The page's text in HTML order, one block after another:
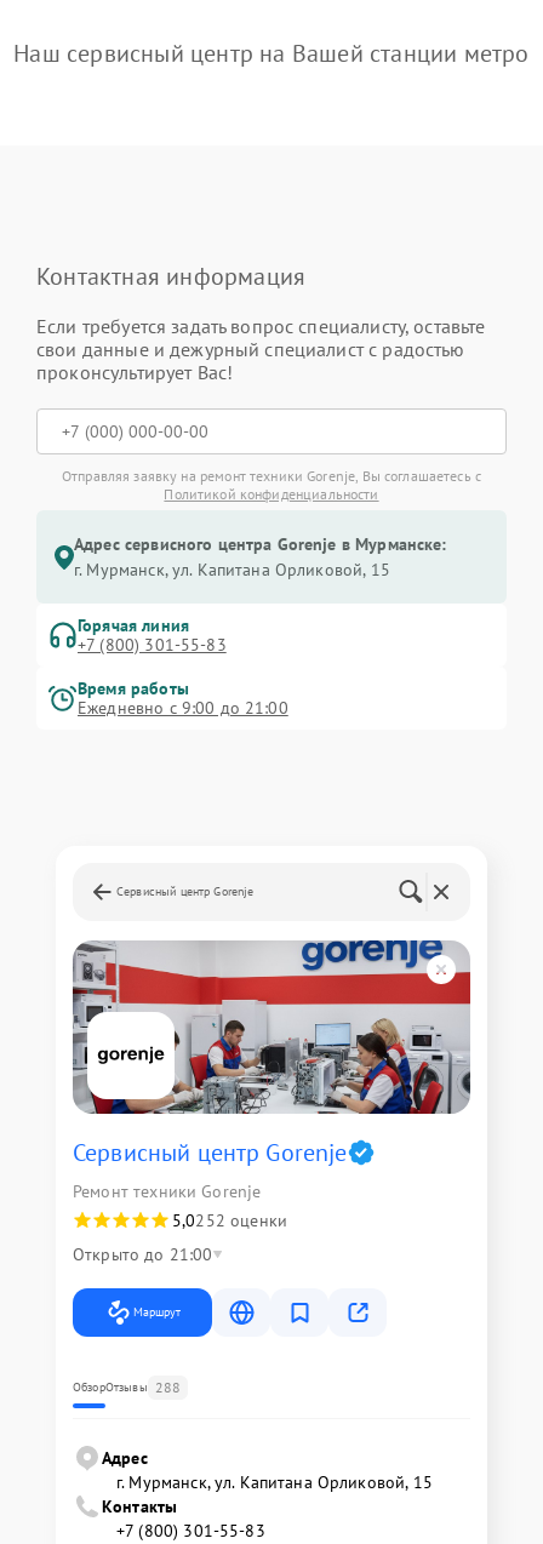
Наш сервисный центр на Вашей станции метро
Контактная информация
Если требуется задать вопрос специалисту, оставьте
свои данные и дежурный специалист с радостью
проконсультирует Вас!
Отправляя заявку на ремонт техники Gorenje, Вы соглашаетесь с
Политикой конфиденциальности
Адрес сервисного центра Gorenje в Мурманске:
г. Мурманск, ул. Капитана Орликовой, 15
Горячая линия
+7 (800) 301-55-83
Время работы
Ежедневно с 9:00 до 21:00
Сервисный центр Gorenje
Сервисный центр Gorenje
Ремонт техники Gorenje
5,0252 оценки
Открыто до 21:00
Маршрут
ОбзорОтзывы 288
Адрес
г. Мурманск, ул. Капитана Орликовой, 15
Контакты
+7 (800) 301-55-83